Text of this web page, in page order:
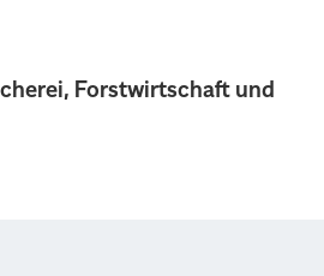
Forstwirtschaft und